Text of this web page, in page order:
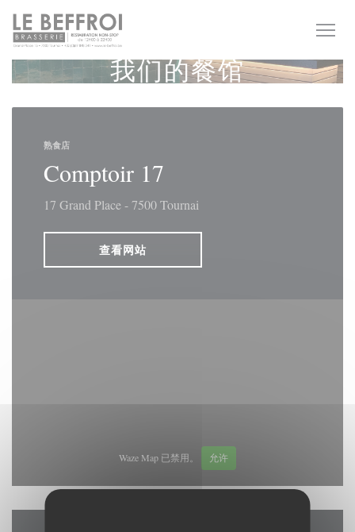
Cookie管理面板
我们的餐馆
熟食店
Comptoir 17
17 Grand Place - 7500 Tournai
查看网站
Waze Map 已禁用。 允许